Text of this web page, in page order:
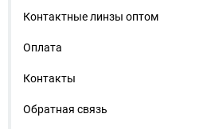
Контактные линзы оптом
Оплата
Контакты
Обратная связь